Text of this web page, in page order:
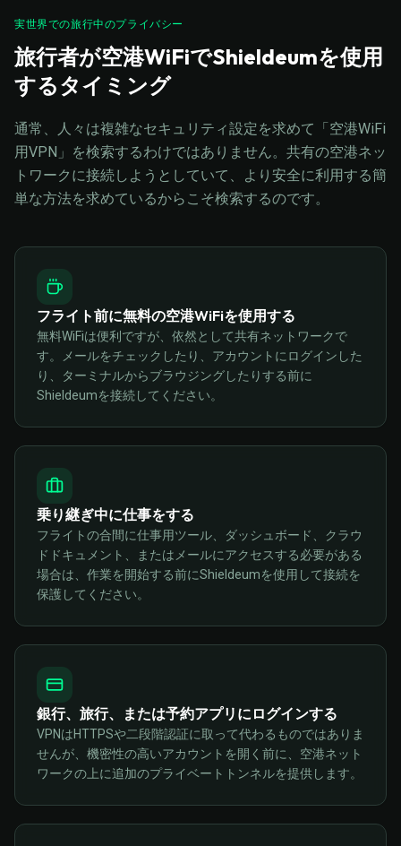
実世界での旅行中のプライバシー
旅行者が空港WiFiでShieldeumを使用
するタイミング
通常、人々は複雑なセキュリティ設定を求めて「空港WiFi
用VPN」を検索するわけではありません。共有の空港ネッ
トワークに接続しようとしていて、より安全に利用する簡
単な方法を求めているからこそ検索するのです。
フライト前に無料の空港WiFiを使用する
無料WiFiは便利ですが、依然として共有ネットワークで
す。メールをチェックしたり、アカウントにログインした
り、ターミナルからブラウジングしたりする前に
Shieldeumを接続してください。
乗り継ぎ中に仕事をする
フライトの合間に仕事用ツール、ダッシュボード、クラウ
ドドキュメント、またはメールにアクセスする必要がある
場合は、作業を開始する前にShieldeumを使用して接続を
保護してください。
銀行、旅行、または予約アプリにログインする
VPNはHTTPSや二段階認証に取って代わるものではありま
せんが、機密性の高いアカウントを開く前に、空港ネット
ワークの上に追加のプライベートトンネルを提供します。